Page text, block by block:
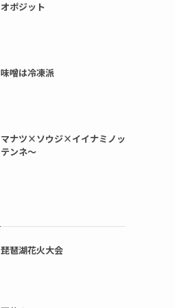
オポジット
味噌は冷凍派
マナツ×ソウジ×イイナミノッ
テンネ～
琵琶湖花火大会